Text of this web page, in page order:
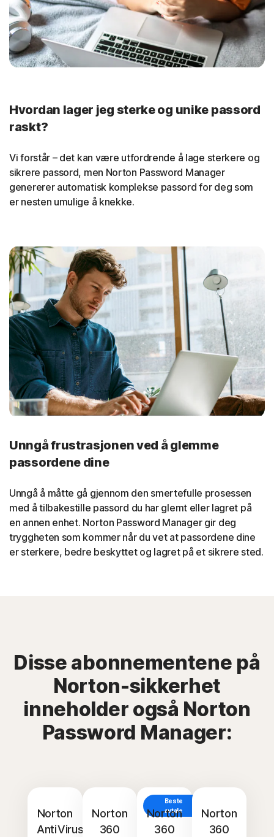
Hvordan lager jeg sterke og unike passord
raskt?
Vi forstår – det kan være utfordrende å lage sterkere og
sikrere passord, men Norton Password Manager
genererer automatisk komplekse passord for deg som
er nesten umulige å knekke.
Unngå frustrasjonen ved å glemme
passordene dine
Unngå å måtte gå gjennom den smertefulle prosessen
med å tilbakestille passord du har glemt eller lagret på
en annen enhet. Norton Password Manager gir deg
tryggheten som kommer når du vet at passordene dine
er sterkere, bedre beskyttet og lagret på et sikrere sted.
Disse abonnementene på
Norton-sikkerhet
inneholder også Norton
Password Manager:
Norton
AntiVirus
Norton
360
Beste
avtale
Norton
360
Norton
360